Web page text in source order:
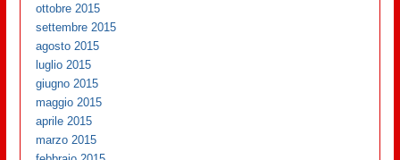
ottobre 2015
settembre 2015
agosto 2015
luglio 2015
giugno 2015
maggio 2015
aprile 2015
marzo 2015